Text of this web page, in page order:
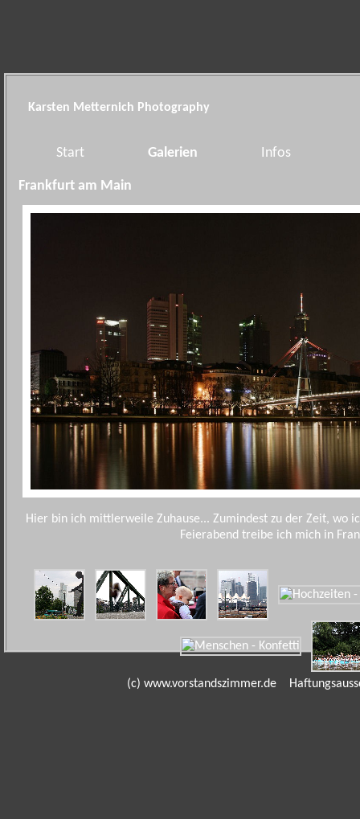
Karsten Metternich Photography
Start Galerien Infos
Frankfurt am Main
Hier bin ich mittlerweile Zuhause... Zumindest zu der Zeit, wo
Feierabend treibe ich mich in
(c) www.vorstandszimmer.de